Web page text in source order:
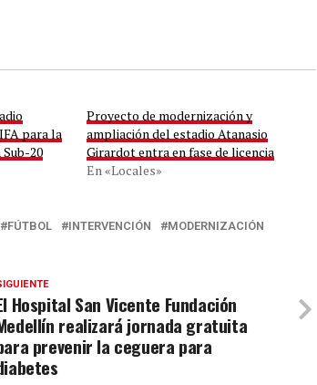
para la
20
Proyecto de modernización y
ampliación del estadio Atanasio
Girardot entra en fase de licencia
En «Locales»
FÚTBOL INTERVENCIÓN
MODERNIZACIÓN
Hospital San Vicente Fundación
realizará jornada gratuita
prevenir la ceguera para